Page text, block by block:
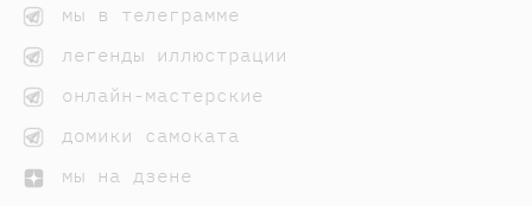
мы в телеграмме
легенды иллюстрации
онлайн-мастерские
домики самоката
мы на дзене